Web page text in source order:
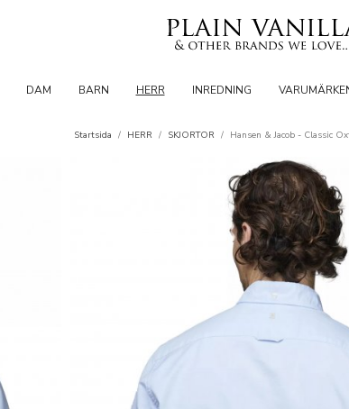
DAM BARN HERR INREDNING
Startsida / HERR / SKJORTOR / Hansen & Jacob - Classic